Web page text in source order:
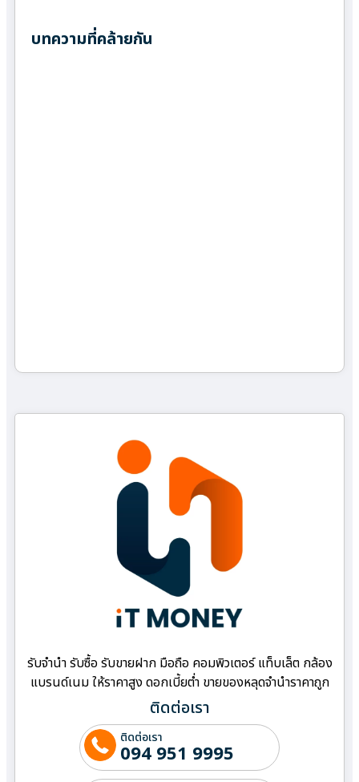
บทความที่คล้ายกัน
รับจำนำ รับซื้อ รับขายฝาก มือถือ คอมพิวเตอร์ แท็บเล็ต กล้อง
แบรนด์เนม ให้ราคาสูง ดอกเบี้ยต่ำ ขายของหลุดจำนำราคาถูก
ติดต่อเรา
ติดต่อเรา
094 951 9995